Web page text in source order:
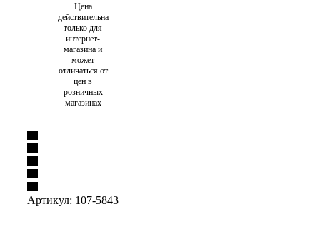
Цена
действительна
только для
интернет-
магазина и
может
отличаться от
цен в
розничных
магазинах
Артикул: 107-5843